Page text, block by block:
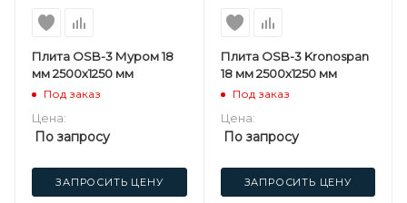
Плита OSB-3 Муром 18
мм 2500х1250 мм
Под заказ
Цена:
По запросу
ЗАПРОСИТЬ ЦЕНУ
Плита OSB-3 Kronospan
18 мм 2500х1250 мм
Под заказ
Цена:
По запросу
ЗАПРОСИТЬ ЦЕНУ